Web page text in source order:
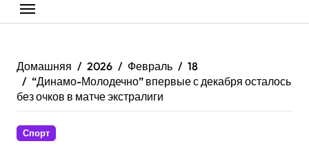
Домашняя 2026 Февраль
18
“Динамо-Молодечно” впервые с декабря осталось
без очков в матче экстралиги
Спорт